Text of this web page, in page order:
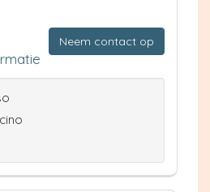
Neem contact op